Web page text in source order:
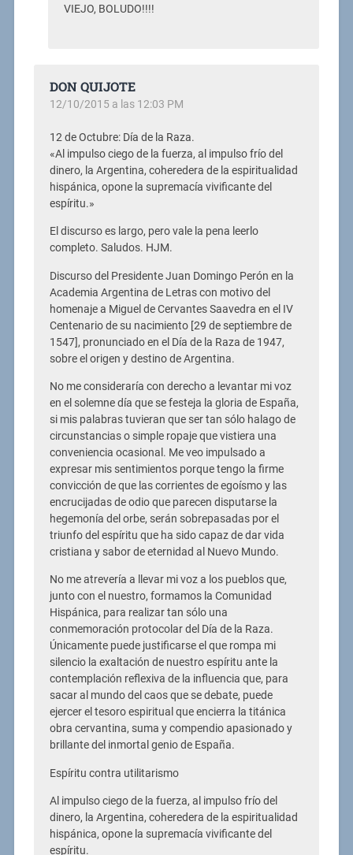
VIEJO, BOLUDO!!!!
DON QUIJOTE
12/10/2015 a las 12:03 PM
12 de Octubre: Día de la Raza.
«Al impulso ciego de la fuerza, al impulso frío del
dinero, la Argentina, coheredera de la espiritualidad
hispánica, opone la supremacía vivificante del
espíritu.»
El discurso es largo, pero vale la pena leerlo
completo. Saludos. HJM.
Discurso del Presidente Juan Domingo Perón en la
Academia Argentina de Letras con motivo del
homenaje a Miguel de Cervantes Saavedra en el IV
Centenario de su nacimiento [29 de septiembre de
1547], pronunciado en el Día de la Raza de 1947,
sobre el origen y destino de Argentina.
No me consideraría con derecho a levantar mi voz
en el solemne día que se festeja la gloria de España,
si mis palabras tuvieran que ser tan sólo halago de
circunstancias o simple ropaje que vistiera una
conveniencia ocasional. Me veo impulsado a
expresar mis sentimientos porque tengo la firme
convicción de que las corrientes de egoísmo y las
encrucijadas de odio que parecen disputarse la
hegemonía del orbe, serán sobrepasadas por el
triunfo del espíritu que ha sido capaz de dar vida
cristiana y sabor de eternidad al Nuevo Mundo.
No me atrevería a llevar mi voz a los pueblos que,
junto con el nuestro, formamos la Comunidad
Hispánica, para realizar tan sólo una
conmemoración protocolar del Día de la Raza.
Únicamente puede justificarse el que rompa mi
silencio la exaltación de nuestro espíritu ante la
contemplación reflexiva de la influencia que, para
sacar al mundo del caos que se debate, puede
ejercer el tesoro espiritual que encierra la titánica
obra cervantina, suma y compendio apasionado y
brillante del inmortal genio de España.
Espíritu contra utilitarismo
Al impulso ciego de la fuerza, al impulso frío del
dinero, la Argentina, coheredera de la espiritualidad
hispánica, opone la supremacía vivificante del
espíritu.